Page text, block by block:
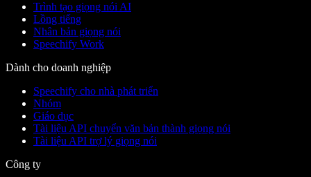
Trình tạo giọng nói AI
Lồng tiếng
Nhân bản giọng nói
Speechify Work
Dành cho doanh nghiệp
Speechify cho nhà phát triển
Nhóm
Giáo dục
Tài liệu API chuyển văn bản thành giọng nói
Tài liệu API trợ lý giọng nói
Công ty